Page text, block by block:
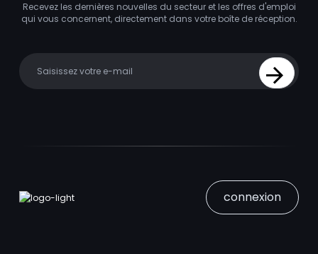
Recevez les dernières nouvelles du secteur et les offres d'emploi
qui vous concernent, directement dans votre boîte de réception.
Sign Up
connexion